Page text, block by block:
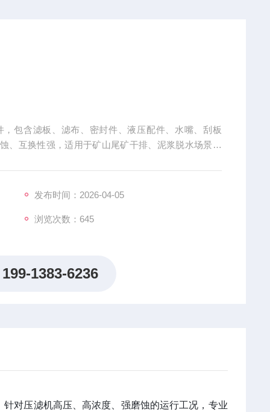
包含滤板、滤布、密封件、液压配件、水嘴、刮板
、互换性强，适用于矿山尾矿干排、泥浆脱水场景，
发布时间：2026-04-05
浏览次数： 645
199-1383-6236
对压滤机高压、高浓度、强磨蚀的运行工况，专业